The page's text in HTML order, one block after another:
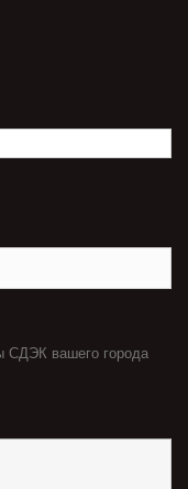
СДЭК вашего города